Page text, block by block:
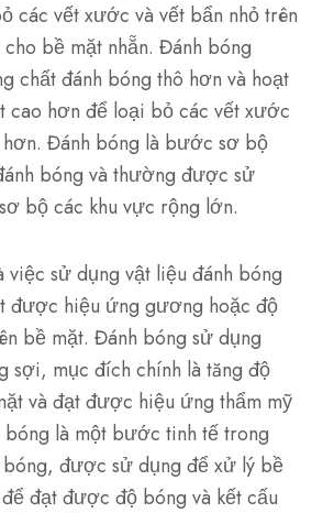
các vết xước và vết bẩn nhỏ trên
bề mặt nhẵn. Đánh bóng
chất đánh bóng thô hơn và hoạt
cao hơn để loại bỏ các vết xước
hơn. Đánh bóng là bước sơ bộ
bóng và thường được sử
bộ các khu vực rộng lớn.
việc sử dụng vật liệu đánh bóng
được hiệu ứng gương hoặc độ
bề mặt. Đánh bóng sử dụng
sợi, mục đích chính là tăng độ
và đạt được hiệu ứng thẩm mỹ
là một bước tinh tế trong
bóng, được sử dụng để xử lý bề
đạt được độ bóng và kết cấu